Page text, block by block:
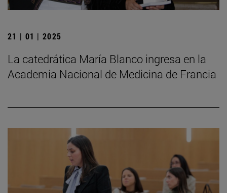
21 | 01 | 2025
La catedrática María Blanco ingresa en la
Academia Nacional de Medicina de Francia